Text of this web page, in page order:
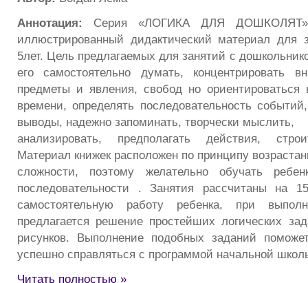
Аннотация: Серия «ЛОГИКА ДЛЯ ДОШКОЛЯТ»
иллюстрированный дидактический материал для
5лет. Цель предлагаемых для занятий с
его самостоятельно думать, концентрировать
предметы и явления, свобод но ориентироваться
времени, определять последовательность
выводы, надежно запоминать, творчески мыслить,
анализировать, предполагать действия,
Материал книжек расположен по принципу
сложности, поэтому желательно обучать
последовательности . Занятия рассчитаны на
самостоятельную работу ребенка, при
предлагается решение простейших логических
рисунков. Выполнение подобных заданий
успешно справляться с программой начальной
Читать полностью »